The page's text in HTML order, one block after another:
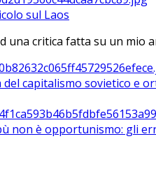
sul Laos
una critica fatta su un mio
del capitalismo sovietico e
non è opportunismo: gli